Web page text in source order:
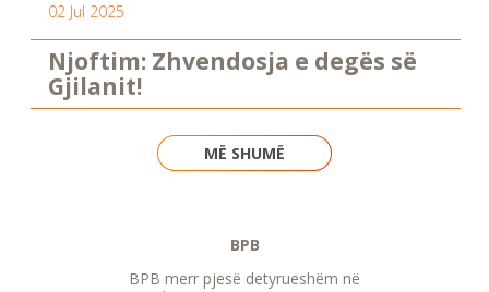
02 Jul 2025
Njoftim: Zhvendosja e degës së
Gjilanit!
MË SHUMË
BPB
BPB merr pjesë detyrueshëm në